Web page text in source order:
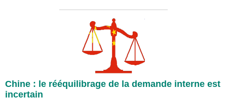
Chine : le rééquilibrage de la demande interne est
incertain